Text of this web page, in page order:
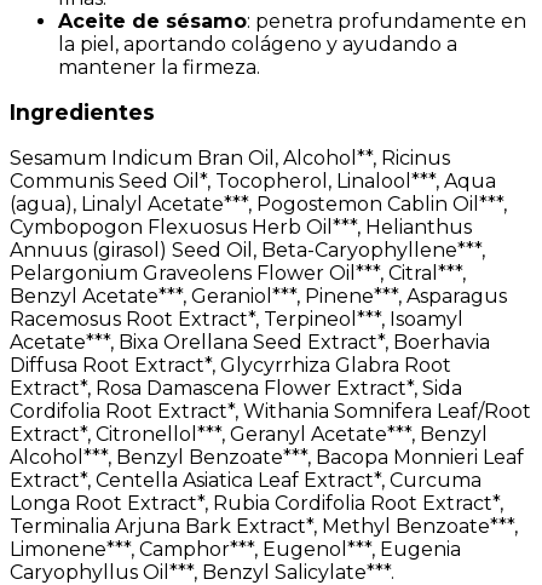
Aceite de sésamo: penetra profundamente en
la piel, aportando colágeno y ayudando a
mantener la firmeza.
Ingredientes
Sesamum Indicum Bran Oil, Alcohol**, Ricinus
Communis Seed Oil*, Tocopherol, Linalool***, Aqua
(agua), Linalyl Acetate***, Pogostemon Cablin Oil***,
Cymbopogon Flexuosus Herb Oil***, Helianthus
Annuus (girasol) Seed Oil, Beta-Caryophyllene***,
Pelargonium Graveolens Flower Oil***, Citral***,
Benzyl Acetate***, Geraniol***, Pinene***, Asparagus
Racemosus Root Extract*, Terpineol***, Isoamyl
Acetate***, Bixa Orellana Seed Extract*, Boerhavia
Diffusa Root Extract*, Glycyrrhiza Glabra Root
Extract*, Rosa Damascena Flower Extract*, Sida
Cordifolia Root Extract*, Withania Somnifera Leaf/Root
Extract*, Citronellol***, Geranyl Acetate***, Benzyl
Alcohol***, Benzyl Benzoate***, Bacopa Monnieri Leaf
Extract*, Centella Asiatica Leaf Extract*, Curcuma
Longa Root Extract*, Rubia Cordifolia Root Extract*,
Terminalia Arjuna Bark Extract*, Methyl Benzoate***,
Limonene***, Camphor***, Eugenol***, Eugenia
Caryophyllus Oil***, Benzyl Salicylate***.